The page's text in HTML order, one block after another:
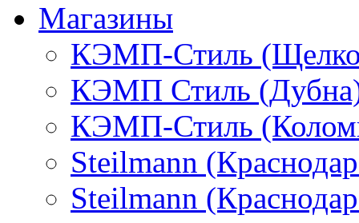
Магазины
КЭМП-Стиль
КЭМП Стиль
КЭМП-Стиль
Steilmann
Steilmann